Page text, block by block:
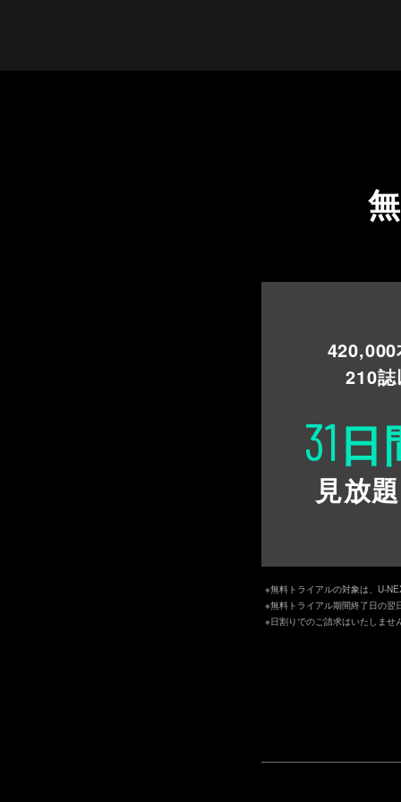
420,000
210
31日
見放
※無料トライアルの対象は、U-
※無料トライアル期間終了日の翌
※日割りでのご請求はいたしません